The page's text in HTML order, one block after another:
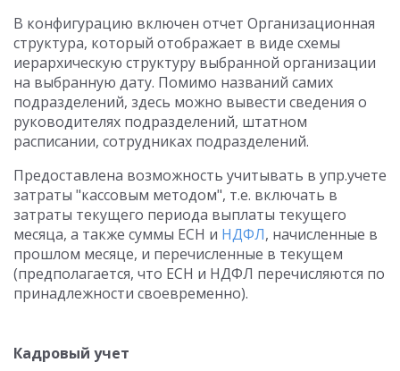
В конфигурацию включен отчет Организационная
структура, который отображает в виде схемы
иерархическую структуру выбранной организации
на выбранную дату. Помимо названий самих
подразделений, здесь можно вывести сведения о
руководителях подразделений, штатном
расписании, сотрудниках подразделений.
Предоставлена возможность учитывать в упр.учете
затраты "кассовым методом", т.е. включать в
затраты текущего периода выплаты текущего
месяца, а также суммы ЕСН и НДФЛ, начисленные в
прошлом месяце, и перечисленные в текущем
(предполагается, что ЕСН и НДФЛ перечисляются по
принадлежности своевременно).
Кадровый учет